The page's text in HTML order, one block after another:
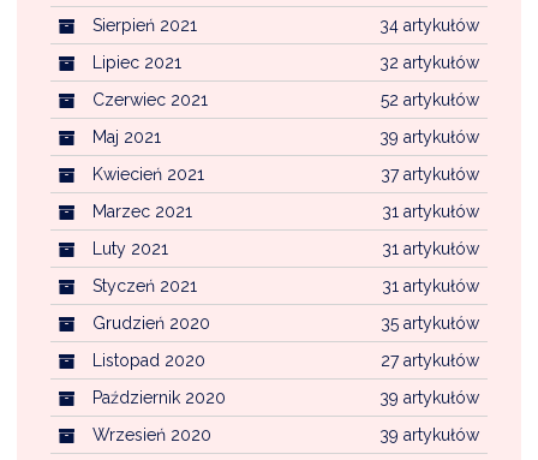
34 artykułów
Sierpień 2021
32 artykułów
Lipiec 2021
52 artykułów
Czerwiec 2021
39 artykułów
Maj 2021
37 artykułów
Kwiecień 2021
31 artykułów
Marzec 2021
31 artykułów
Luty 2021
31 artykułów
Styczeń 2021
35 artykułów
Grudzień 2020
27 artykułów
Listopad 2020
39 artykułów
Październik 2020
39 artykułów
Wrzesień 2020